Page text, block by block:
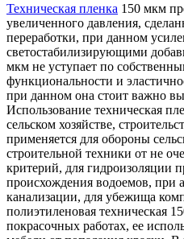
Техническая пленка 150 мкм
увеличенного давления,
переработки, при данном
светостабилизирующими
мкм не уступает по
функциональности и
при данном она стоит важно
Использование техническая
сельском хозяйстве,
применяется для обороны
строительной техники от не
критерий, для гидроизоляции
происхождения водоемов, при
канализации, для убежища
полиэтиленовая техническая
покрасочных работах, ее